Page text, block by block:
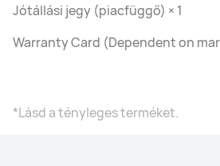
Jótállási jegy (piacfüggő) × 1
Warranty Card (Dependent on
*Lásd a tényleges terméket.